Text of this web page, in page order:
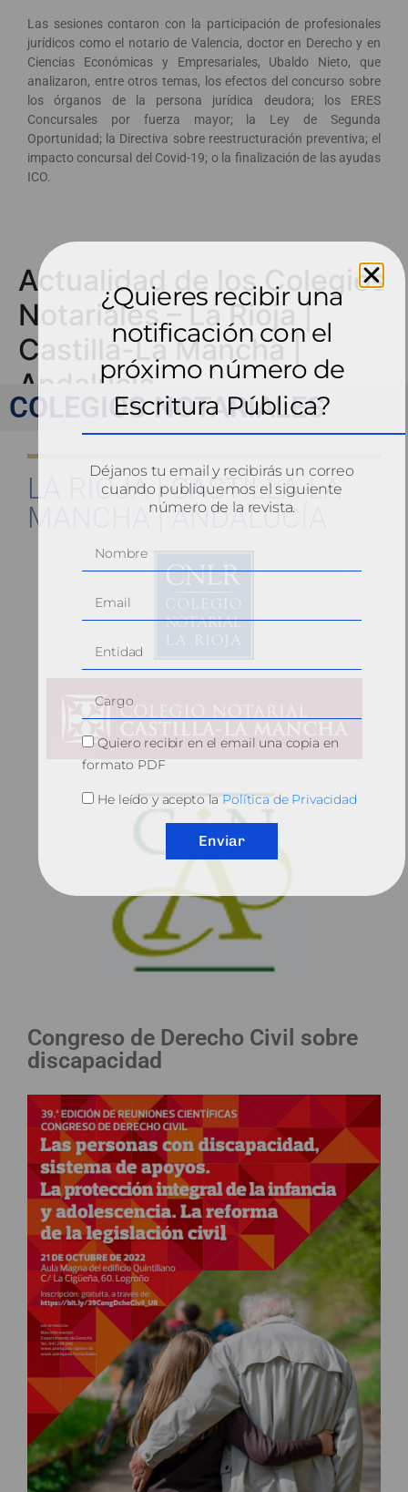
Las sesiones contaron con la participación de profesionales
jurídicos como el notario de Valencia, doctor en Derecho y en
Ciencias Económicas y Empresariales, Ubaldo Nieto, que
analizaron, entre otros temas, los efectos del concurso sobre
los órganos de la persona jurídica deudora; los ERES
Concursales por fuerza mayor; la Ley de Segunda
Oportunidad; la Directiva sobre reestructuración preventiva; el
impacto concursal del Covid-19; o la finalización de las ayudas
ICO.
Actualidad de los Colegios
Notariales – La Rioja |
Castilla-La Mancha |
Andalucía
COLEGIOS NOTARIALES
LA RIOJA | CASTILLA-LA
MANCHA | ANDALUCÍA
Congreso de Derecho Civil sobre
discapacidad
¿Quieres recibir una
notificación con el
próximo número de
Escritura Pública?
Déjanos tu email y recibirás un correo
cuando publiquemos el siguiente
número de la revista.
Quiero recibir en el email una copia en
formato PDF
He leído y acepto la Política de Privacidad
Enviar